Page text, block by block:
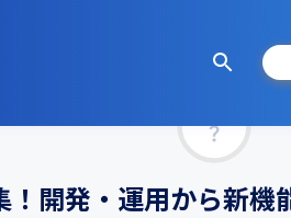
開発・運用から新機